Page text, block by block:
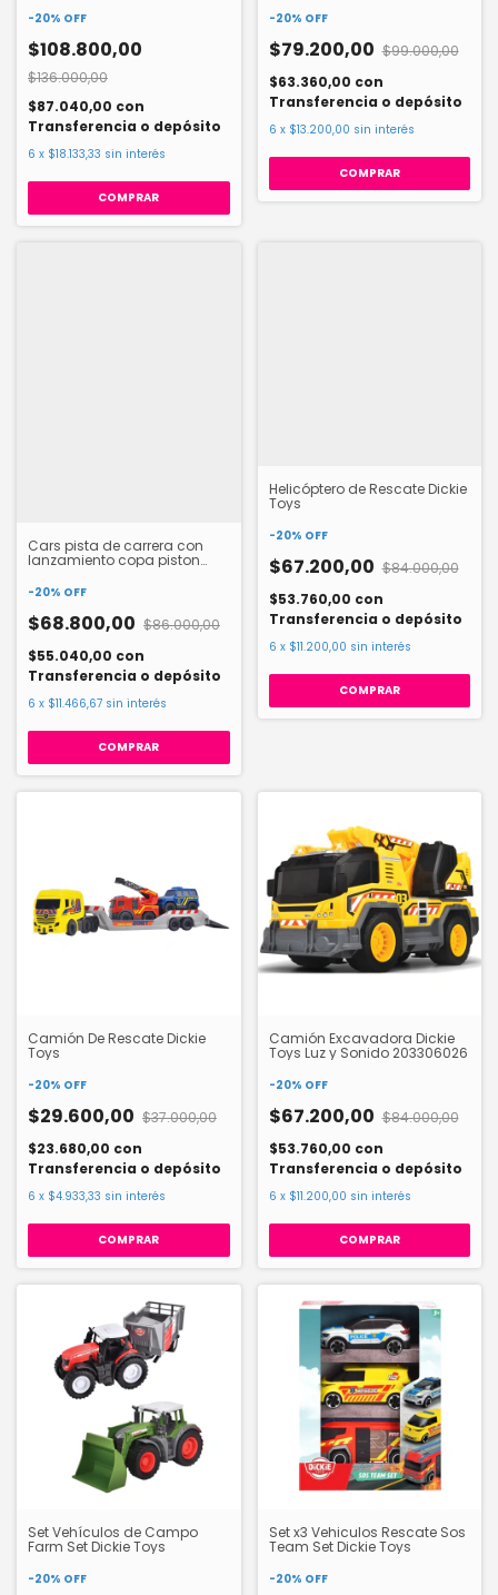
-20% OFF
$108.800,00
$136.000,00
$87.040,00 con
Transferencia o depósito
6 x $18.133,33 sin interés
-20% OFF
$79.200,00 $99.000,00
$63.360,00 con
Transferencia o depósito
6 x $13.200,00 sin interés
Cars pista de carrera con
lanzamiento copa piston
-20% OFF
$68.800,00 $86.000,00
$55.040,00 con
Transferencia o depósito
6 x $11.466,67 sin interés
Helicóptero de Rescate Dickie
Toys
-20% OFF
$67.200,00 $84.000,00
$53.760,00 con
Transferencia o depósito
6 x $11.200,00 sin interés
Camión De Rescate Dickie
Toys
-20% OFF
$29.600,00 $37.000,00
$23.680,00 con
Transferencia o depósito
6 x $4.933,33 sin interés
Camión Excavadora Dickie
Toys Luz y Sonido 203306026
-20% OFF
$67.200,00 $84.000,00
$53.760,00 con
Transferencia o depósito
6 x $11.200,00 sin interés
Set Vehículos de Campo
Farm Set Dickie Toys
-20% OFF
Set x3 Vehiculos Rescate Sos
Team Set Dickie Toys
-20% OFF